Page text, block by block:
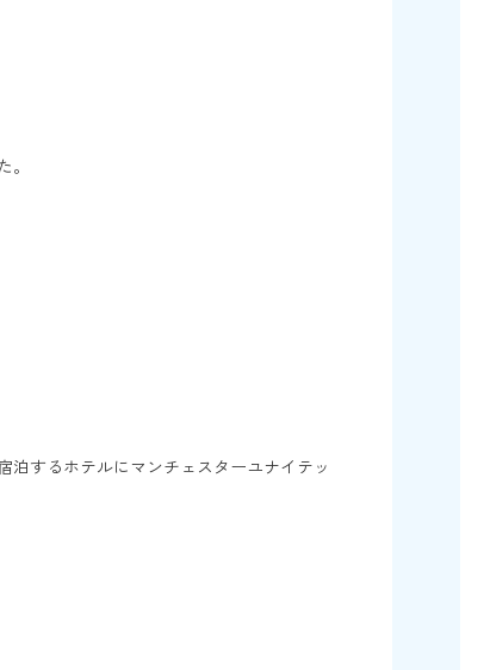
するホテルにマンチェスターユナイテッ